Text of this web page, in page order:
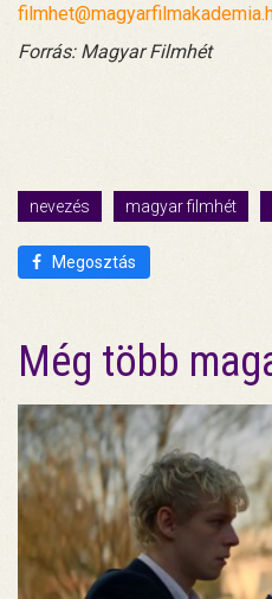
Forrás: Magyar Filmhét
nevezés magyar filmhét
Megosztás
Még több